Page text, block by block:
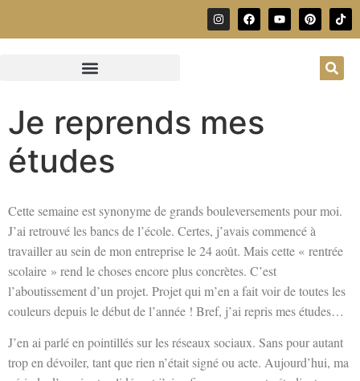
Je reprends mes
études
Cette semaine est synonyme de grands bouleversements pour moi.
J’ai retrouvé les bancs de l’école. Certes, j’avais commencé à
travailler au sein de mon entreprise le 24 août. Mais cette « rentrée
scolaire » rend le choses encore plus concrètes. C’est
l’aboutissement d’un projet. Projet qui m’en a fait voir de toutes les
couleurs depuis le début de l’année ! Bref, j’ai repris mes études…
J’en ai parlé en pointillés sur les réseaux sociaux. Sans pour autant
trop en dévoiler, tant que rien n’était signé ou acte. Aujourd’hui, ma